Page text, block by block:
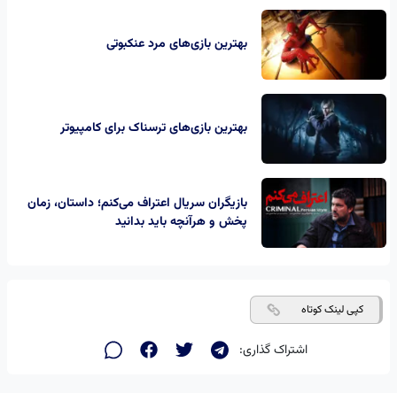
بهترین بازی‌های مرد عنکبوتی
بهترین بازی‌های ترسناک برای کامپیوتر
بازیگران سریال اعتراف می‌کنم؛ داستان، زمان
پخش و هرآنچه باید بدانید
کپی لینک کوتاه
اشتراک گذاری: